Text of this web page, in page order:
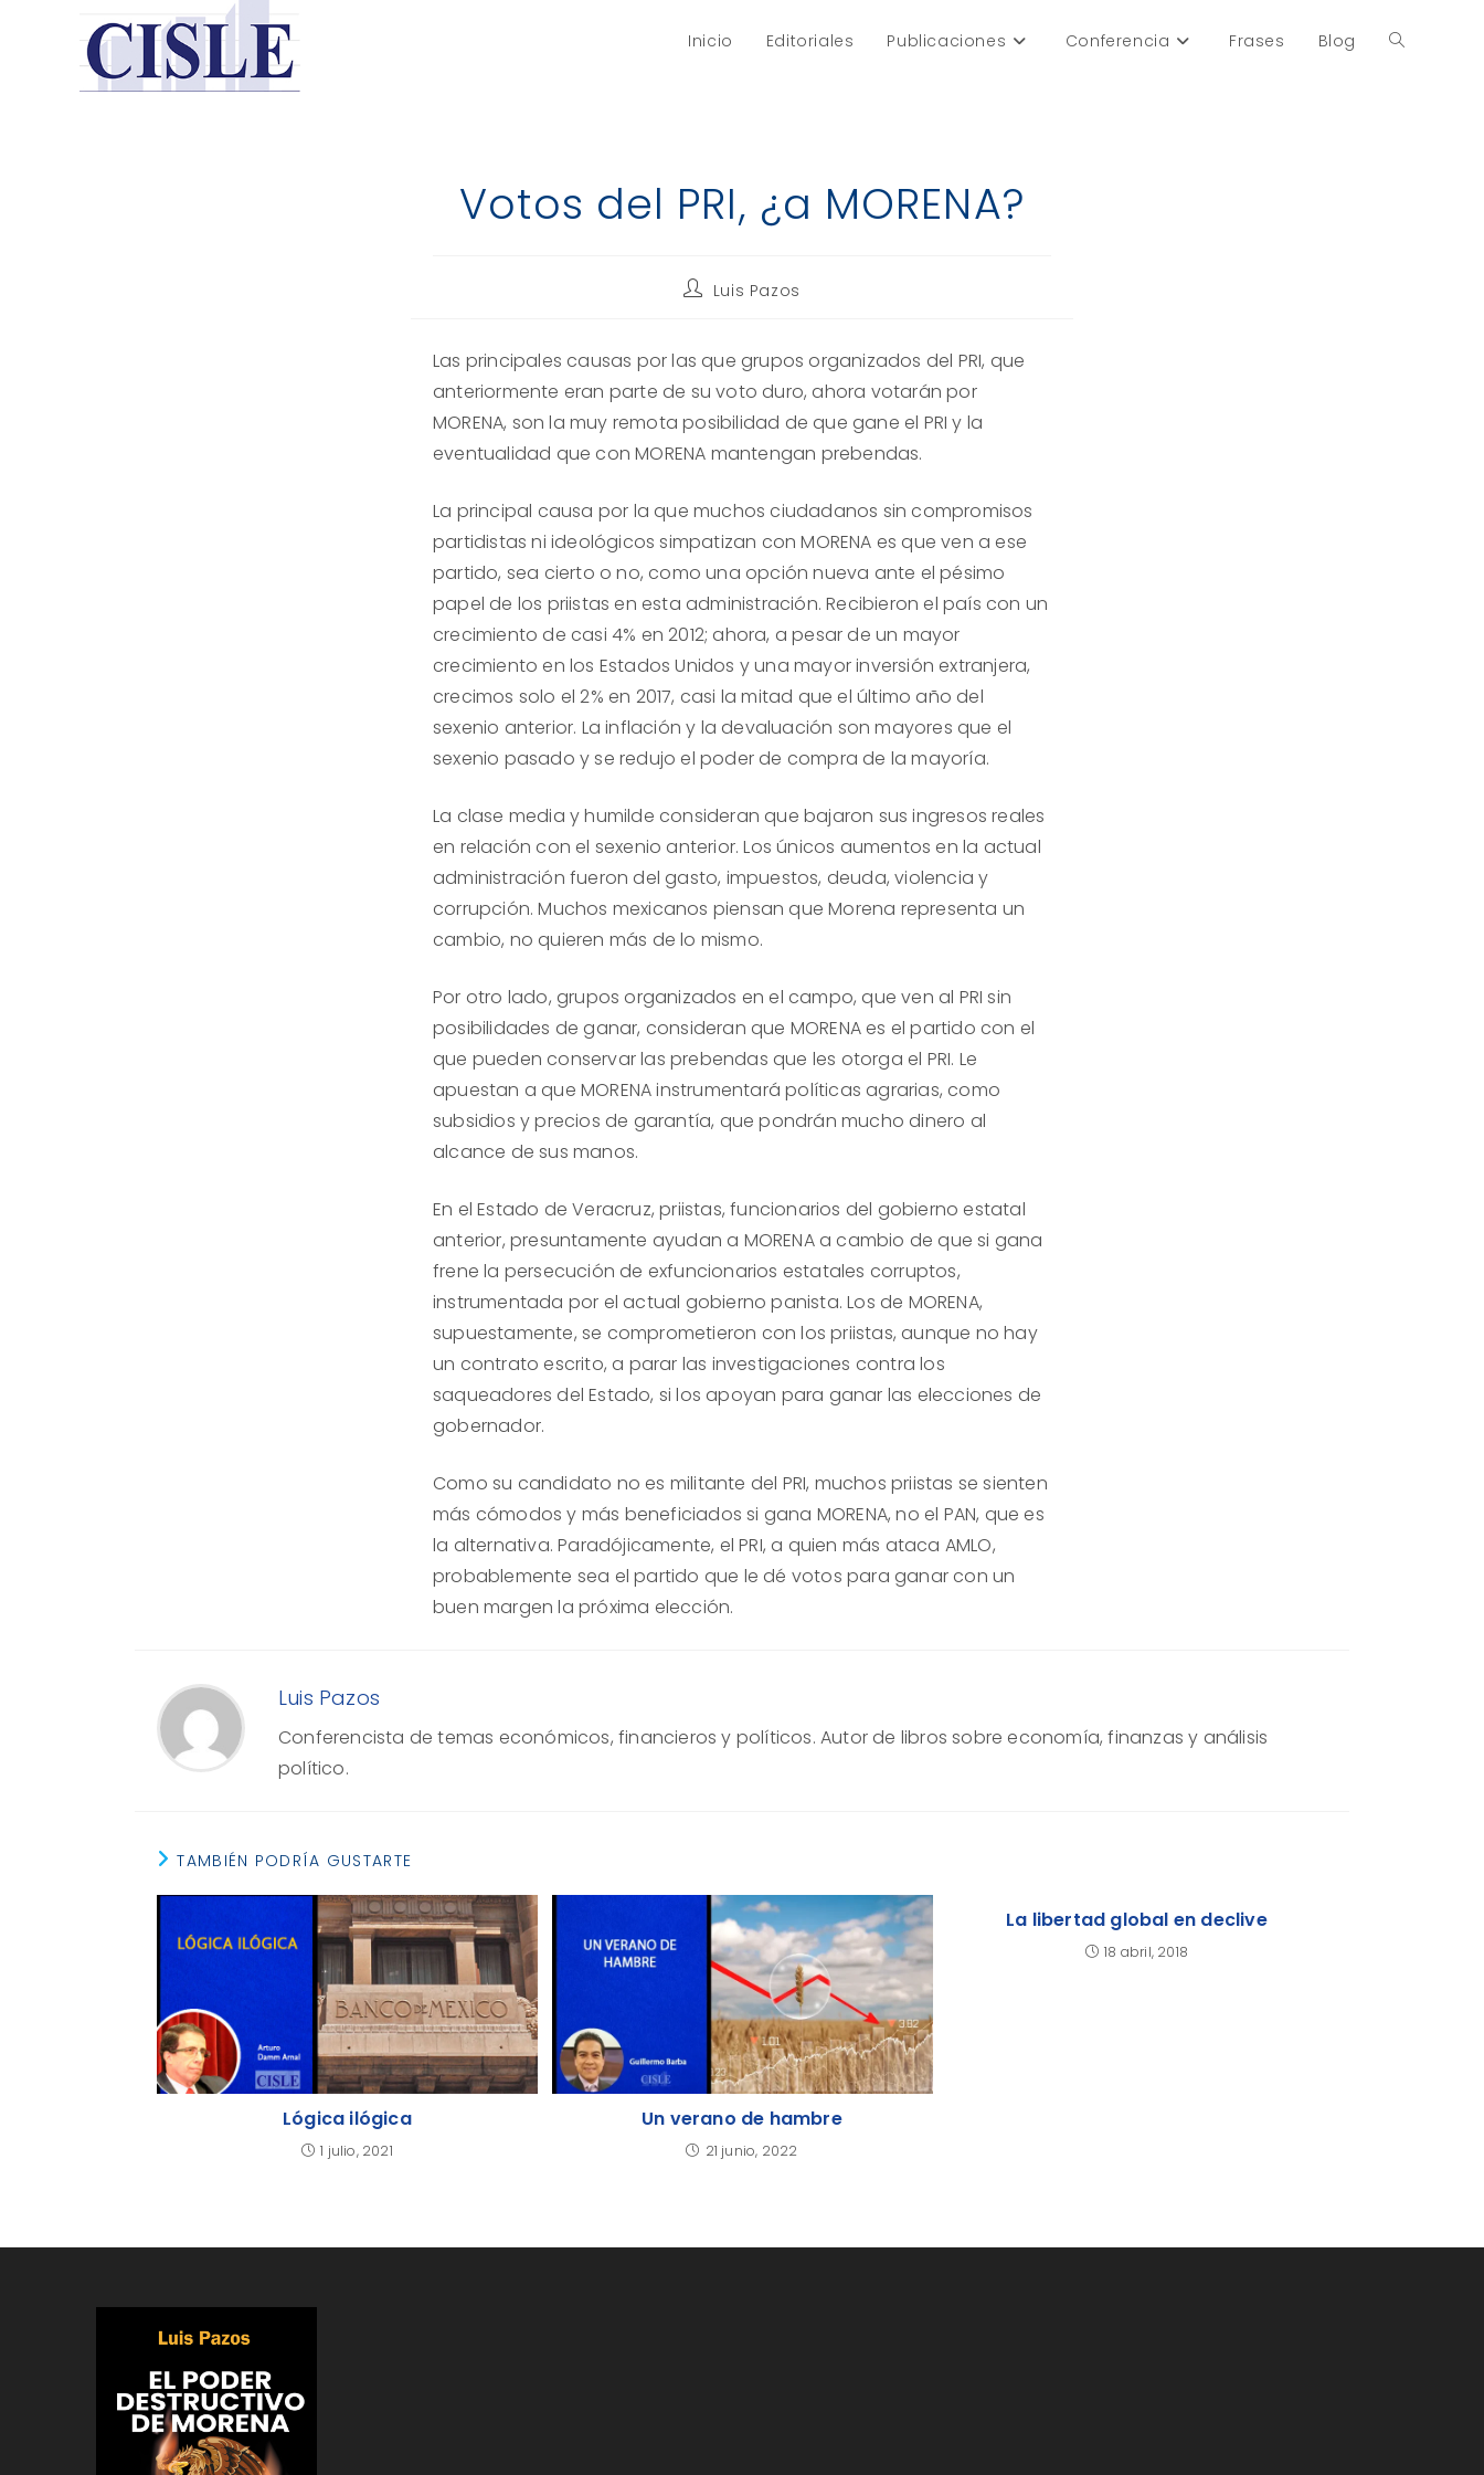
contenido
Inicio Editoriales Publicaciones Conferencia Frases Blog Alternar
Votos del PRI, ¿a MORENA?
AutorLuis Pazos
Las principales causas por las que grupos organizados del PRI, que
anteriormente eran parte de su voto duro, ahora votarán por
MORENA, son la muy remota posibilidad de que gane el PRI y la
eventualidad que con MORENA mantengan prebendas.
La principal causa por la que muchos ciudadanos sin compromisos
partidistas ni ideológicos simpatizan con MORENA es que ven a ese
partido, sea cierto o no, como una opción nueva ante el pésimo
papel de los priistas en esta administración. Recibieron el país con un
crecimiento de casi 4% en 2012; ahora, a pesar de un mayor
crecimiento en los Estados Unidos y una mayor inversión extranjera,
crecimos solo el 2% en 2017, casi la mitad que el último año del
sexenio anterior. La inflación y la devaluación son mayores que el
sexenio pasado y se redujo el poder de compra de la mayoría.
La clase media y humilde consideran que bajaron sus ingresos reales
en relación con el sexenio anterior. Los únicos aumentos en la actual
administración fueron del gasto, impuestos, deuda, violencia y
corrupción. Muchos mexicanos piensan que Morena representa un
cambio, no quieren más de lo mismo.
Por otro lado, grupos organizados en el campo, que ven al PRI sin
posibilidades de ganar, consideran que MORENA es el partido con el
que pueden conservar las prebendas que les otorga el PRI. Le
apuestan a que MORENA instrumentará políticas agrarias, como
subsidios y precios de garantía, que pondrán mucho dinero al
alcance de sus manos.
En el Estado de Veracruz, priistas, funcionarios del gobierno estatal
anterior, presuntamente ayudan a MORENA a cambio de que si gana
frene la persecución de exfuncionarios estatales corruptos,
instrumentada por el actual gobierno panista. Los de MORENA,
supuestamente, se comprometieron con los priistas, aunque no hay
un contrato escrito, a parar las investigaciones contra los
saqueadores del Estado, si los apoyan para ganar las elecciones de
gobernador.
Como su candidato no es militante del PRI, muchos priistas se sienten
más cómodos y más beneficiados si gana MORENA, no el PAN, que es
la alternativa. Paradójicamente, el PRI, a quien más ataca AMLO,
probablemente sea el partido que le dé votos para ganar con un
buen margen la próxima elección.
Luis Pazos
Conferencista de temas económicos, financieros y políticos. Autor de libros sobre economía, finanzas y análisis
político.
TAMBIÉN PODRÍA GUSTARTE
Lógica ilógica
1 julio, 2021
Un verano de hambre
21 junio, 2022
La libertad global en declive
18 abril, 2018